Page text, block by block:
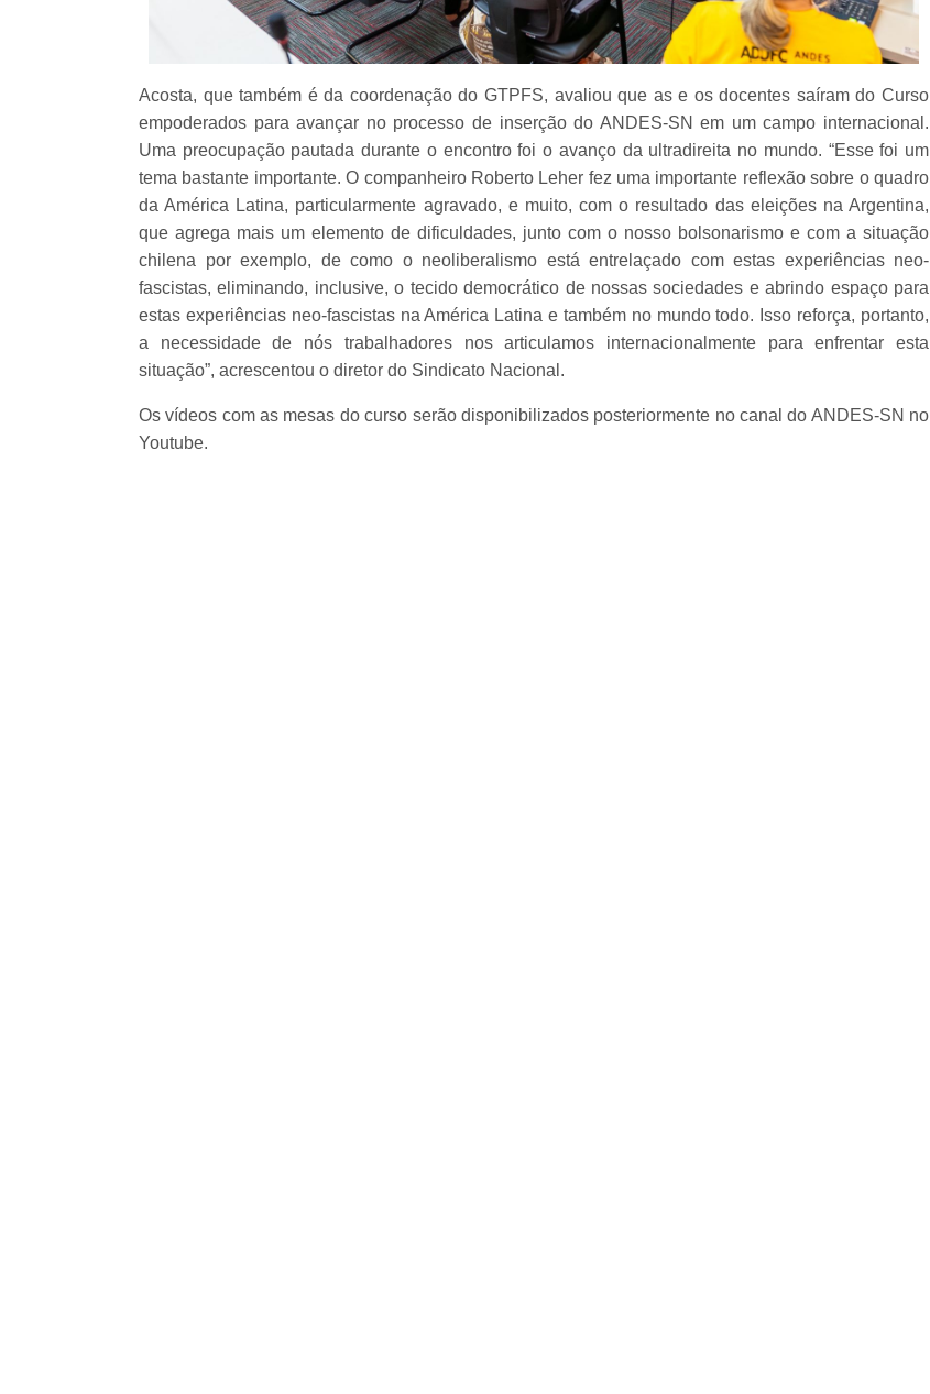
Acosta, que também é da coordenação do GTPFS, avaliou que as e os docentes saíram do Curso
empoderados para avançar no processo de inserção do ANDES-SN em um campo internacional.
Uma preocupação pautada durante o encontro foi o avanço da ultradireita no mundo. “Esse foi um
tema bastante importante. O companheiro Roberto Leher fez uma importante reflexão sobre o quadro
da América Latina, particularmente agravado, e muito, com o resultado das eleições na Argentina,
que agrega mais um elemento de dificuldades, junto com o nosso bolsonarismo e com a situação
chilena por exemplo, de como o neoliberalismo está entrelaçado com estas experiências neo-
fascistas, eliminando, inclusive, o tecido democrático de nossas sociedades e abrindo espaço para
estas experiências neo-fascistas na América Latina e também no mundo todo. Isso reforça, portanto,
a necessidade de nós trabalhadores nos articulamos internacionalmente para enfrentar esta
situação”, acrescentou o diretor do Sindicato Nacional.
Os vídeos com as mesas do curso serão disponibilizados posteriormente no canal do ANDES-SN no
Youtube.